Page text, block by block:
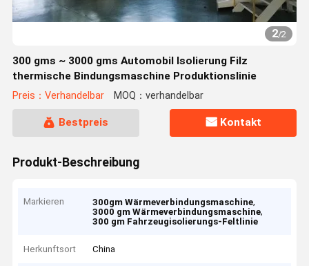
2/2
300 gms ~ 3000 gms Automobil Isolierung Filz
thermische Bindungsmaschine Produktionslinie
Preis：Verhandelbar MOQ：verhandelbar
Bestpreis Kontakt
Produkt-Beschreibung
Markieren 300gm Wärmeverbindungsmaschine,
3000 gm Wärmeverbindungsmaschine,
300 gm Fahrzeugisolierungs-Feltlinie
Herkunftsort China